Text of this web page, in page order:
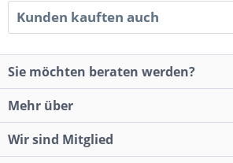
Kunden kauften auch
Sie möchten beraten werden?
Mehr über
Wir sind Mitglied